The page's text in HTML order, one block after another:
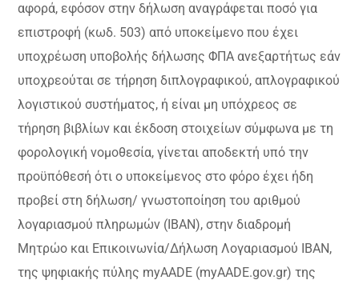
αφορά, εφόσον στην δήλωση αναγράφεται ποσό για
επιστροφή (κωδ. 503) από υποκείμενο που έχει
υποχρέωση υποβολής δήλωσης ΦΠΑ ανεξαρτήτως εάν
υποχρεούται σε τήρηση διπλογραφικού, απλογραφικού
λογιστικού συστήματος, ή είναι μη υπόχρεος σε
τήρηση βιβλίων και έκδοση στοιχείων σύμφωνα με τη
φορολογική νομοθεσία, γίνεται αποδεκτή υπό την
προϋπόθεσή ότι ο υποκείμενος στο φόρο έχει ήδη
προβεί στη δήλωση/ γνωστοποίηση του αριθμού
λογαριασμού πληρωμών (IBAN), στην διαδρομή
Μητρώο και Επικοινωνία/Δήλωση Λογαριασμού IBAN,
της ψηφιακής πύλης myAADE (myAADE.gov.gr) της